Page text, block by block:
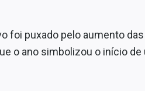
foi puxado pelo aumento
o ano simbolizou o início de